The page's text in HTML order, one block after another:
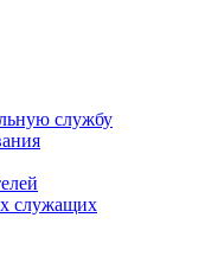
службу
служащих